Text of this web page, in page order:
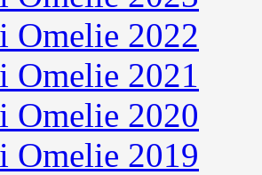
Omelie 2022
Omelie 2021
Omelie 2020
Omelie 2019